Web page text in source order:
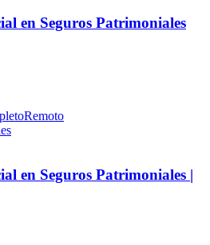
en Seguros Patrimoniales
Remoto
en Seguros Patrimoniales |